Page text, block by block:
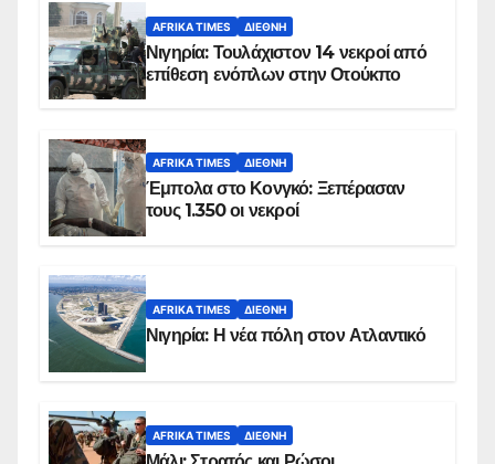
AFRIKA TIMES ΔΙΕΘΝΉ
Νιγηρία: Τουλάχιστον 14 νεκροί από
επίθεση ενόπλων στην Οτούκπο
AFRIKA TIMES ΔΙΕΘΝΉ
Έμπολα στο Κονγκό: Ξεπέρασαν
τους 1.350 οι νεκροί
AFRIKA TIMES ΔΙΕΘΝΉ
Νιγηρία: Η νέα πόλη στον Ατλαντικό
AFRIKA TIMES ΔΙΕΘΝΉ